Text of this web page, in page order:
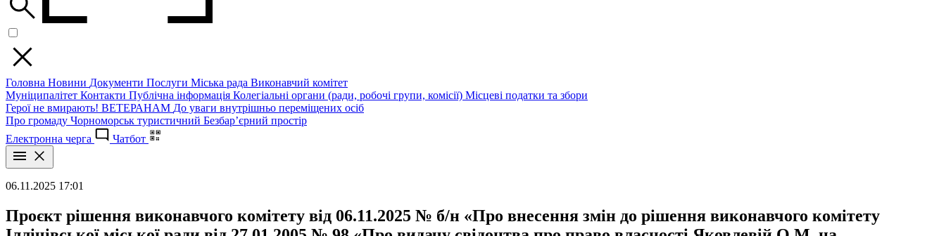
Головна Новини Документи Послуги Міська рада Виконавчий комітет
Муніципалітет Контакти Публічна інформація Колегіальні органи (ради, робочі групи, комісії) Місцеві податки та збори
Герої не вмирають! ВЕТЕРАНАМ До уваги внутрішньо переміщених осіб
Про громаду Чорноморськ туристичний Безбар’єрний простір
Електронна черга
Чатбот
06.11.2025 17:01
Проєкт рішення виконавчого комітету від 06.11.2025 № б/н «Про внесення змін до рішення виконавчого комітету